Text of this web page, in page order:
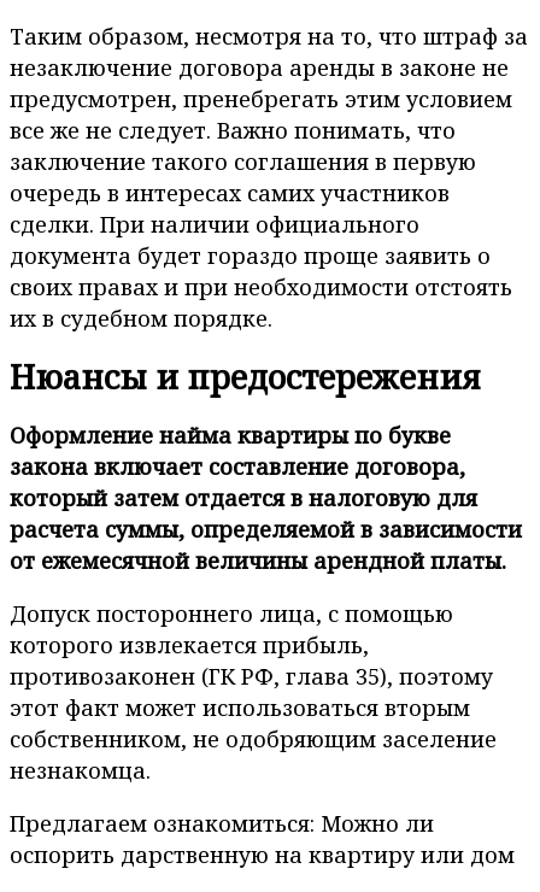
Таким образом, несмотря на то, что штраф за
незаключение договора аренды в законе не
предусмотрен, пренебрегать этим условием
все же не следует. Важно понимать, что
заключение такого соглашения в первую
очередь в интересах самих участников
сделки. При наличии официального
документа будет гораздо проще заявить о
своих правах и при необходимости отстоять
их в судебном порядке.
Нюансы и предостережения
Оформление найма квартиры по букве
закона включает составление договора,
который затем отдается в налоговую для
расчета суммы, определяемой в зависимости
от ежемесячной величины арендной платы.
Допуск постороннего лица, с помощью
которого извлекается прибыль,
противозаконен (ГК РФ, глава 35), поэтому
этот факт может использоваться вторым
собственником, не одобряющим заселение
незнакомца.
Предлагаем ознакомиться: Можно ли
оспорить дарственную на квартиру или дом